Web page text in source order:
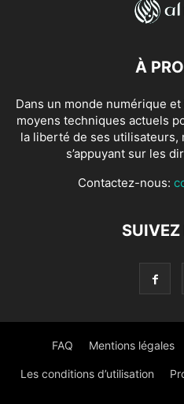
À
Dans un monde numérique
moyens techniques actuels
la liberté de ses utilisateurs,
s’appuyant sur les
Contactez-nous:
FAQ Mentions légales
Les conditions d’utilisation